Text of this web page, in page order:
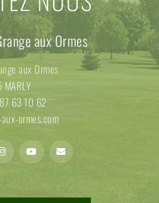
aux Ormes
aux Ormes
MARLY
63 10 62
ormes.com